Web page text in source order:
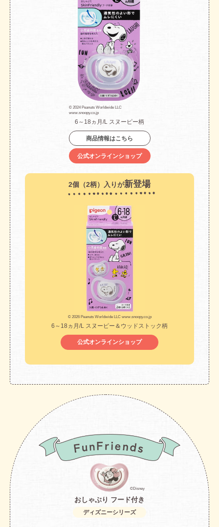
© 2024 Peanuts Worldwide LLC
www.snoopy.co.jp
6～18ヵ月/L スヌーピー柄
商品情報はこちら
公式オンラインショップ
2個（2柄）入りが新登場
© 2026 Peanuts Worldwide LLC www.snoopy.co.jp
6～18ヵ月/L スヌーピー＆ウッドストック柄
公式オンラインショップ
©Disney
おしゃぶり フード付き
ディズニーシリーズ